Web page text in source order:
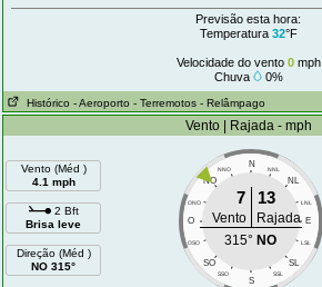
Previsão esta hora:
Temperatura 32°F
Velocidade do vento 0mph
Chuva
0%
Histórico - Aeroporto - Terremotos - Relâmpago
Vento | Rajada - mph
Vento (Méd )
4.1 mph
2 Bft
Brisa leve
Direção (Méd )
NO 315°
N
NNO NNL
NO NL
ONO LNL
O E
OSO LSL
SO SL
SSO SSL
S
7 13
Vento
Rajada
315° NO